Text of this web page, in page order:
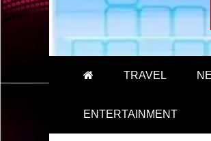
TRAVEL
ENTERTAINMENT